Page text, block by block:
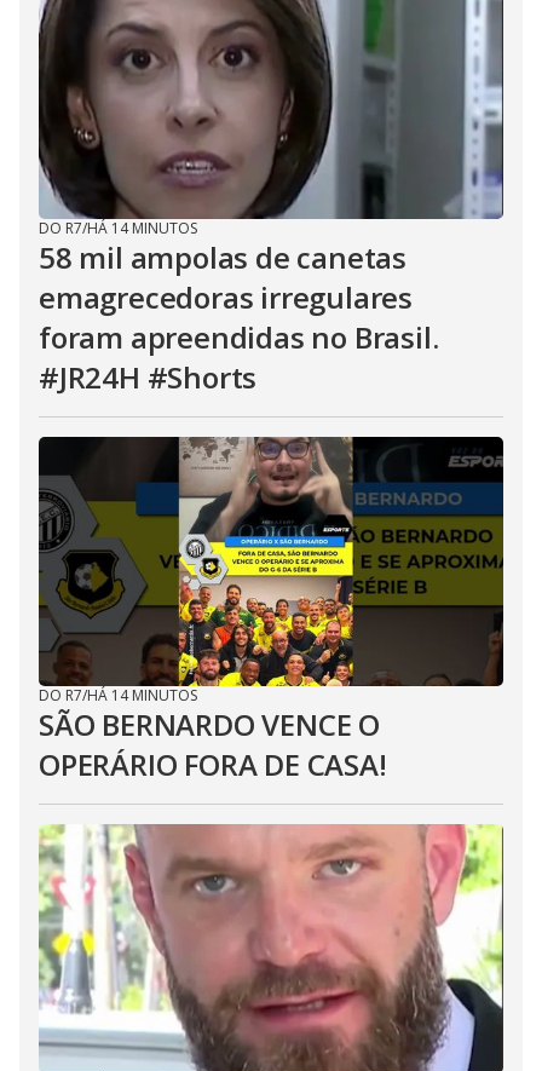
DO R7/HÁ 14 MINUTOS
58 mil ampolas de canetas
emagrecedoras irregulares
foram apreendidas no Brasil.
#JR24H #Shorts
DO R7/HÁ 14 MINUTOS
SÃO BERNARDO VENCE O
OPERÁRIO FORA DE CASA!